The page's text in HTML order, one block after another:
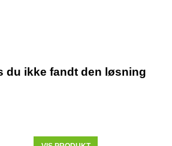
du ikke fandt den løsning